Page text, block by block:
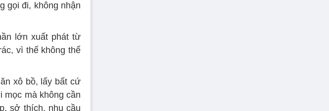
gọi đi, không nhận
lớn xuất phát từ
vì thế không thể
xô bồ, lấy bất cứ
mọc mà không cần
sở thích, nhu cầu